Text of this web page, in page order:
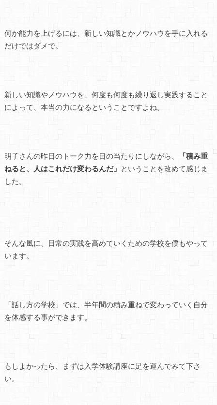
何か能力を上げるには、新しい知識とかノウハウを手に入れる
だけではダメで。
新しい知識やノウハウを、何度も何度も繰り返し実践すること
によって、本当の力になるということですよね。
明子さんの昨日のトーク力を目の当たりにしながら、
「積み重
ねると、人はこれだけ変わるんだ」 ということを改めて感じま
した。
そんな風に、日常の実践を高めていくための学校を僕もやって
います。
「話し方の学校」では、半年間の積み重ねで変わっていく自分
を体感する事ができます。
もしよかったら、まずは入学体験講座に足を運んでみて下さ
い。